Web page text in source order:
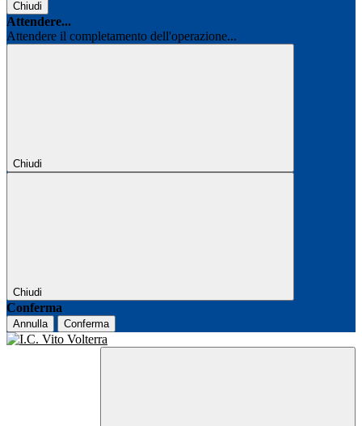
Chiudi
Attendere...
Attendere il completamento dell'operazione...
Chiudi
Chiudi
Conferma
Annulla Conferma